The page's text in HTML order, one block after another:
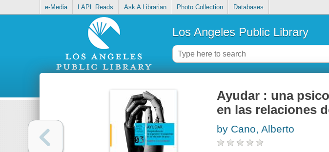
e-Media LAPL Reads Ask A Librarian Photo Collection Databases
Los Angeles Public Library
Ayudar : una
en las relaciones
by Cano, Alberto